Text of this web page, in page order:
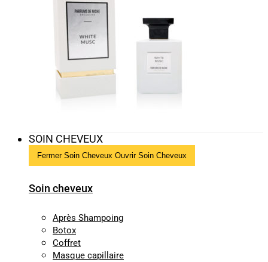
SOIN CHEVEUX
Fermer Soin Cheveux Ouvrir Soin Cheveux
Soin cheveux
Après Shampoing
Botox
Coffret
Masque capillaire